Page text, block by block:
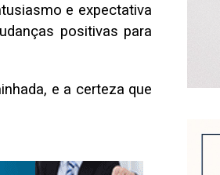
e expectativa
positivas para
e a certeza que